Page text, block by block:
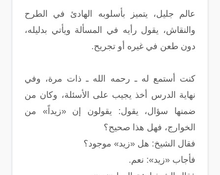
عالم جليل، يتميز بأسلوبه الهادئ في الطرح
والنقاش، يقول رأيه في المسألة ويأتي بدليله،
دون طعن في غيره أو تجريح.
كنت أستمع له ـ رحمه الله ـ ذات مرة، وفي
نهاية الدرس أخذ يجيب على الأسئلة، وكان من
ضمنها سؤال، يقول: يقولون إن «زيداً» من
الخوارج، فهل هذا صحيح؟
فقال الشيخ: هل «زيد» موجود؟
فأجاب «زيد»: نعم.